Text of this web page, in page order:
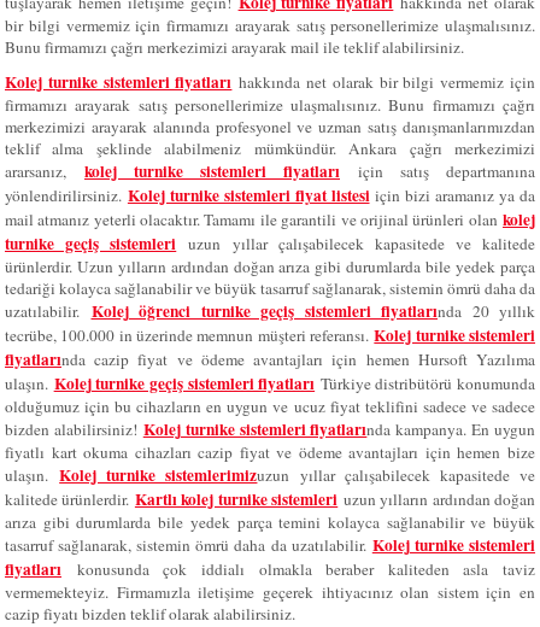
bir bilgi vermemiz için firmamızı arayarak satış personellerimize ulaşmalısınız.
Bunu firmamızı çağrı merkezimizi arayarak mail ile teklif alabilirsiniz.
Kolej turnike sistemleri fiyatları hakkında net olarak bir bilgi vermemiz için
firmamızı arayarak satış personellerimize ulaşmalısınız. Bunu firmamızı çağrı
merkezimizi arayarak alanında profesyonel ve uzman satış danışmanlarımızdan
teklif alma şeklinde alabilmeniz mümkündür. Ankara çağrı merkezimizi
ararsanız, kolej turnike sistemleri fiyatları için satış departmanına
yönlendirilirsiniz. Kolej turnike sistemleri fiyat listesiiçin bizi aramanız ya da
mail atmanız yeterli olacaktır. Tamamı ile garantili ve orijinal ürünleri olan kolej
turnike geçiş sistemleri uzun yıllar çalışabilecek kapasitede ve kalitede
ürünlerdir. Uzun yılların ardından doğan arıza gibi durumlarda bile yedek parça
tedariği kolayca sağlanabilir ve büyük tasarruf sağlanarak, sistemin ömrü daha da
uzatılabilir. Kolej öğrenci turnike geçiş sistemleri fiyatlarında 20 yıllık
tecrübe, 100.000 in üzerinde memnun müşteri referansı.Kolej turnike sistemleri
fiyatlarında cazip fiyat ve ödeme avantajları için hemen Hursoft Yazılıma
ulaşın. Kolej turnike geçiş sistemleri fiyatları Türkiye distribütörü konumunda
olduğumuz için bu cihazların en uygun ve ucuz fiyat teklifini sadece ve sadece
bizden alabilirsiniz! Kolej turnike sistemleri fiyatlarında kampanya. En uygun
fiyatlı kart okuma cihazları cazip fiyat ve ödeme avantajları için hemen bize
ulaşın.Kolej turnike sistemlerimizuzun yıllar çalışabilecek kapasitede ve
kalitede ürünlerdir. Kartlı kolej turnike sistemleri uzun yılların ardından doğan
arıza gibi durumlarda bile yedek parça temini kolayca sağlanabilir ve büyük
tasarruf sağlanarak, sistemin ömrü daha da uzatılabilir. Kolej turnike sistemleri
fiyatları konusunda çok iddialı olmakla beraber kaliteden asla taviz
vermemekteyiz. Firmamızla iletişime geçerek ihtiyacınız olan sistem için en
cazip fiyatı bizden teklif olarak alabilirsiniz.